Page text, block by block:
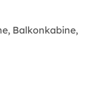
Balkonkabine,